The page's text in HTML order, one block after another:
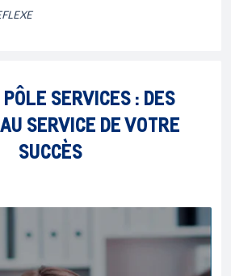
SERVICES : DES
SERVICE DE VOTRE
SUCCÈS